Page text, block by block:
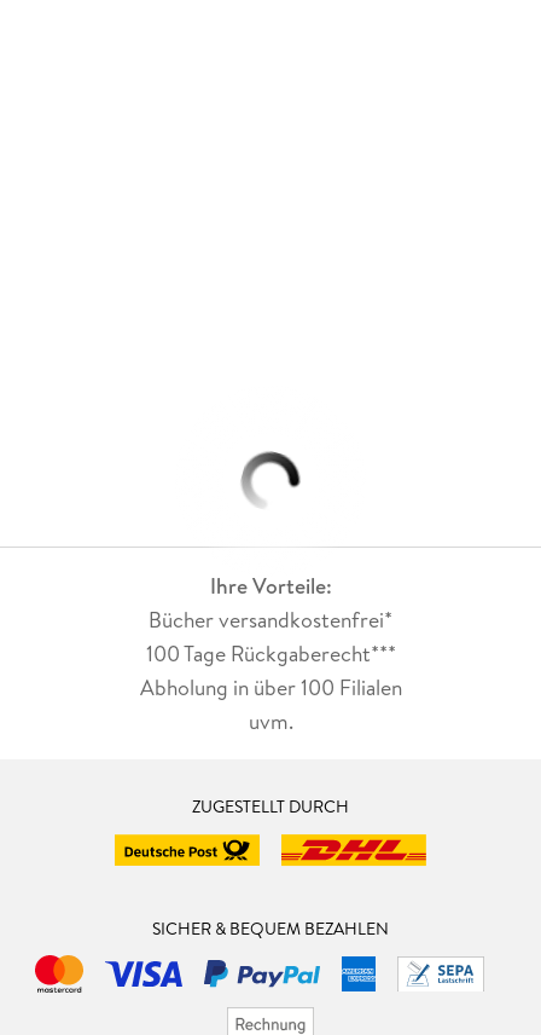
Ihre Vorteile:
Bücher versandkostenfrei*
100 Tage Rückgaberecht***
Abholung in über 100 Filialen
uvm.
ZUGESTELLT DURCH
SICHER & BEQUEM BEZAHLEN